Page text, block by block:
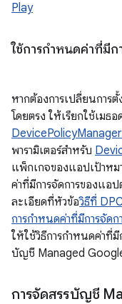
Play
ใช้การกำหนดค่าที่มีก
หากต้องการเปลี่ยนการ
โดยตรง ให้เรียกใช้เมธอ
พารามิเตอร์สำหรับ
แพ็กเกจของแอปเป้าหม
ค่าที่มีการจัดการของแอ
ละเอียดที่หัวข้อวิธีที่
การกำหนดค่าที่มีการจัดก
ให้ใช้วิธีการกำหนดค่าที่
บัญชี Managed
การจัดสรรบัญชี